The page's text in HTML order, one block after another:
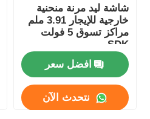
شاشة عرض فيديو LED
شاشة عرض LED
شاشة LED للحفل
شاشة ليد مرنة منحنية
خارجية للإيجار 3.91 ملم
مراكز تسوق 5 فولت
SDK
افضل سعر
نتحدث الآن